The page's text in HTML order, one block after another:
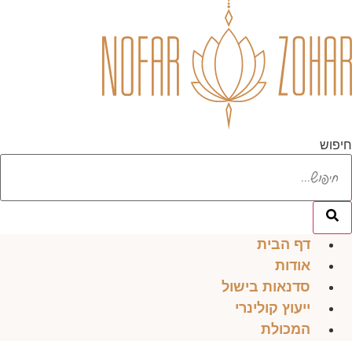
חיפוש
דף הבית
אודות
סדנאות בישול
ייעוץ קולינרי
המכולת